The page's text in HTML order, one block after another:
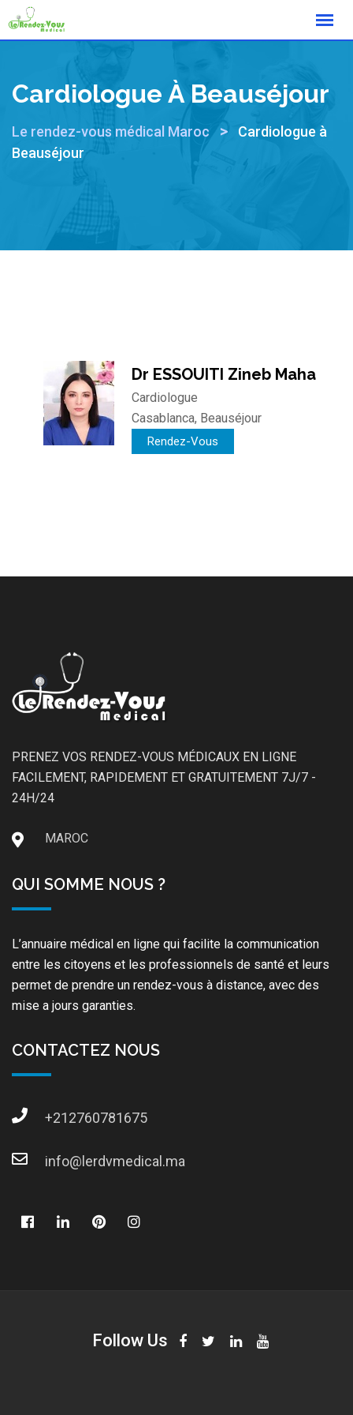
Cardiologue À Beauséjour
Le rendez-vous médical Maroc >
Cardiologue à
Beauséjour
Dr ESSOUITI Zineb Maha
Cardiologue
Casablanca, Beauséjour
Rendez-Vous
PRENEZ VOS RENDEZ-VOUS MÉDICAUX EN LIGNE
FACILEMENT, RAPIDEMENT ET GRATUITEMENT 7J/7 -
24H/24
MAROC
QUI SOMME NOUS ?
L’annuaire médical en ligne qui facilite la communication
entre les citoyens et les professionnels de santé et leurs
permet de prendre un rendez-vous à distance, avec des
mise a jours garanties.
CONTACTEZ NOUS
+212760781675
info@lerdvmedical.ma
Follow Us